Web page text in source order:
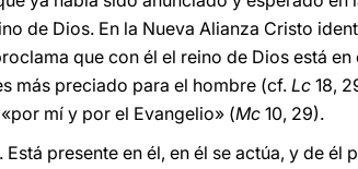
de Dios. En la Nueva Alianza Cristo
que con él el reino de Dios está en
más preciado para el hombre (cf. Lc 18,
mí y por el Evangelio» (Mc 10, 29).
presente en él, en él se actúa, y de él